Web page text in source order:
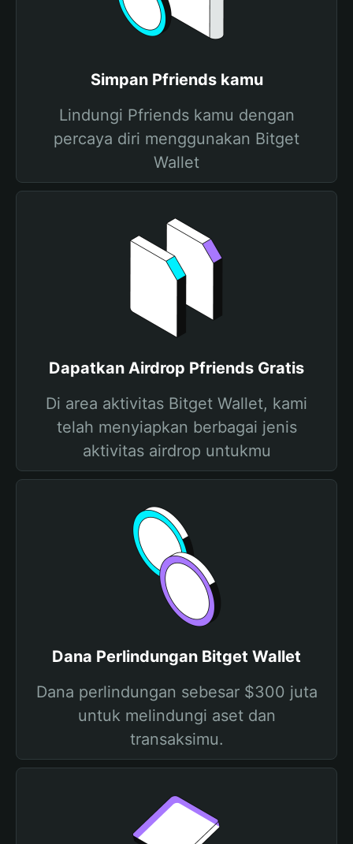
Simpan Pfriends kamu
Lindungi Pfriends kamu dengan
percaya diri menggunakan Bitget
Wallet
Dapatkan Airdrop Pfriends Gratis
Di area aktivitas Bitget Wallet, kami
telah menyiapkan berbagai jenis
aktivitas airdrop untukmu
Dana Perlindungan Bitget Wallet
Dana perlindungan sebesar $300 juta
untuk melindungi aset dan
transaksimu.